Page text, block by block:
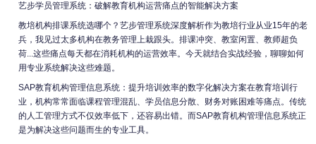
艺步学员管理系统：破解教育机构运营痛点的智能解决方案
教培机构排课系统选哪个？艺步管理系统深度解析作为教培行业从业15年的老
兵，我见过太多机构在教务管理上栽跟头。排课冲突、教室闲置、教师超负
荷...这些痛点每天都在消耗机构的运营效率。今天就结合实战经验，聊聊如何
用专业系统解决这些难题。
SAP教育机构管理信息系统：提升培训效率的数字化解决方案在教育培训行
业，机构常常面临课程管理混乱、学员信息分散、财务对账困难等痛点。传统
的人工管理方式不仅效率低下，还容易出错。而SAP教育机构管理信息系统正
是为解决这些问题而生的专业工具。